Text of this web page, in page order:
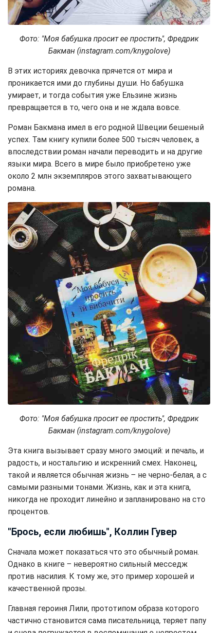
Фото: "Моя бабушка просит ее простить", Фредрик
Бакман(instagram.com/knygolove)
В этих историях девочка прячется от мира и
проникается ими до глубины души. Но бабушка
умирает, и тогда события уже Ельзине жизнь
превращается в то, чего она и не ждала вовсе.
Роман Бакмана имел в его родной Швеции бешеный
успех. Там книгу купили более 500 тысяч человек, а
впоследствии роман начали переводить и на другие
языки мира. Всего в мире было приобретено уже
около 2 млн экземпляров этого захватывающего
романа.
Фото: "Моя бабушка просит ее простить", Фредрик
Бакман(instagram.com/knygolove)
Эта книга вызывает сразу много эмоций: и печаль, и
радость, и ностальгию и искренний смех. Наконец,
такой и является обычная жизнь – не черно-белая, а с
самыми разными тонами. Жизнь, как и эта книга,
никогда не проходит линейно и запланировано на сто
процентов.
"Брось, если любишь", Коллин Гувер
Сначала может показаться что это обычный роман.
Однако в книге – невероятно сильный месседж
против насилия. К тому же, это пример хорошей и
качественной прозы.
Главная героиня Лили, прототипом образа которого
частично становится сама писательница, теряет папу